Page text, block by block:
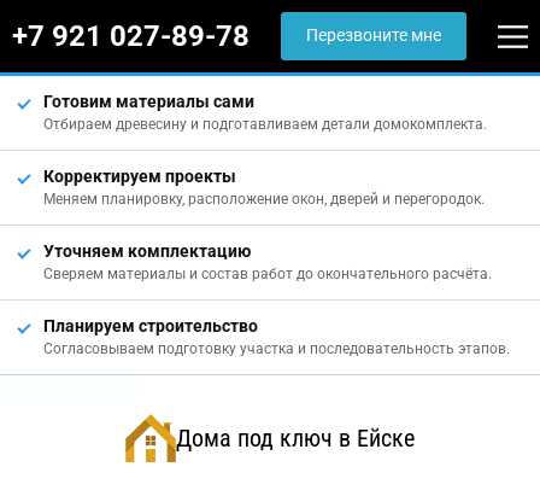
+7 921 027-89-78 Перезвоните мне
Готовим материалы сами
Отбираем древесину и подготавливаем детали домокомплекта.
Корректируем проекты
Меняем планировку, расположение окон, дверей и перегородок.
Уточняем комплектацию
Сверяем материалы и состав работ до окончательного расчёта.
Планируем строительство
Согласовываем подготовку участка и последовательность этапов.
Дома под ключ в Ейске